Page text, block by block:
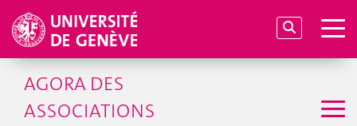
AGORA DES
ASSOCIATIONS